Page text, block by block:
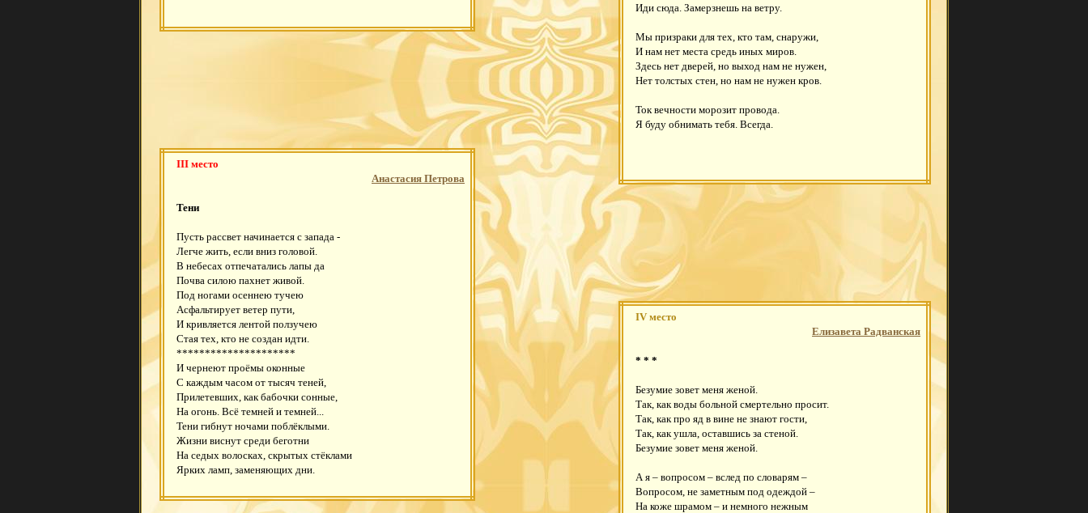
III место
Анастасия Петрова
Тени
Пусть рассвет начинается с запада -
Легче жить, если вниз головой.
В небесах отпечатались лапы да
Почва силою пахнет живой.
Под ногами осеннею тучею
Асфальтирует ветер пути,
И кривляется лентой ползучею
Стая тех, кто не создан идти.
*********************
И чернеют проёмы оконные
С каждым часом от тысяч теней,
Прилетевших, как бабочки сонные,
На огонь. Всё темней и темней...
Тени гибнут ночами поблёклыми.
Жизни виснут среди беготни
На седых волосках, скрытых стёклами
Ярких ламп, заменяющих дни.
Иди сюда. Замерзнешь на ветру.
Мы призраки для тех, кто там, снаружи,
И нам нет места средь иных миров.
Здесь нет дверей, но выход нам не нужен,
Нет толстых стен, но нам не нужен кров.
Ток вечности морозит провода.
Я буду обнимать тебя. Всегда.
IV место
Елизавета Радванская
* * *
Безумие зовет меня женой.
Так, как воды больной смертельно просит.
Так, как про яд в вине не знают гости,
Так, как ушла, оставшись за стеной.
Безумие зовет меня женой.
А я – вопросом – вслед по словарям –
Вопросом, не заметным под одеждой –
На коже шрамом – и немного нежным